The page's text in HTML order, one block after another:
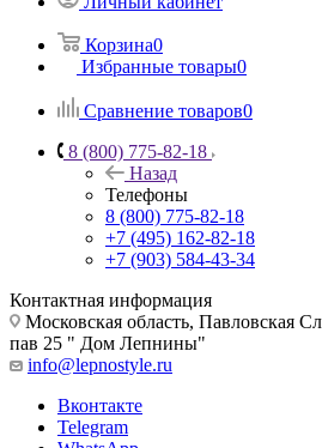
Корзина0
Избранные товары0
Сравнение товаров0
8 (800) 775-82-18
Назад
Телефоны
8 (800) 775-82-18
+7 (495) 162-82-18
+7 (903) 584-43-34
Контактная информация
Московская область, Павловская
пав 25 " Дом Лепнины"
info@lepnostyle.ru
Вконтакте
Telegram